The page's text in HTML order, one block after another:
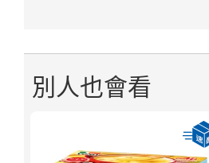
別人也會看